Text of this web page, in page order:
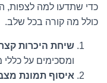
כדי שתדעו למה לצפות,
כולל מה קורה בכל שלב.
שיחת היכרות
ומסכימים על
איסוף תמונת